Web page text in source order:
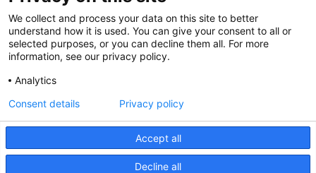
Whitepapers
Specificatie Tools
Werken bij Minkels
Nieuws
Klantcases
Voorwaarden
Minkels maakt gebruik van cookies om ervoor
te zorgen dat u de beste ervaring op onze
website heeft. Functionele cookies zorgen voor
de juiste werking van de website en worden
altijd gebruikt. Daarnaast maakt Minkels
gebruik van analytische cookies, social media
cookies en cookies voor reclame & marketing.
Leeshiermeer over de verschillende soorten
cookies. Mocht u onze cookies (met
uitzondering van de functionele cookies) niet
willen accepteren, klik danhier.
We collect and process your data on this site to better
understand how it is used. You can give your consent to all or
selected purposes, or you can decline them all. For more
information, see our privacy policy.
Analytics
Accept all
Decline all
Consent details Privacy policy